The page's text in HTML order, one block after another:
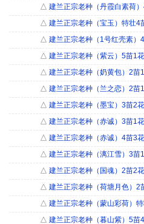
△ 建兰正宗老种（丹霞白素荷
△ 建兰正宗老种（宝玉）特壮4
△ 建兰正宗老种（1号红壳素）
△ 建兰正宗老种（紫云）5苗1
△ 建兰正宗老种（奶黄包）2苗
△ 建兰正宗老种（兰之恋）2苗
△ 建兰正宗老种（墨宝）3苗2
△ 建兰正宗老种（赤诚）3苗1
△ 建兰正宗老种（赤诚）4苗3
△ 建兰正宗老种（漓江雪）3苗
△ 建兰正宗老种（国魂）2苗2
△ 建兰正宗老种（荷塘月色）2
△ 建兰正宗老种（蒙山彩荷）
△ 建兰正宗老种（暮山紫）5苗